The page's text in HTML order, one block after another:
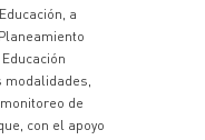
a
modalidades,
de
con el apoyo